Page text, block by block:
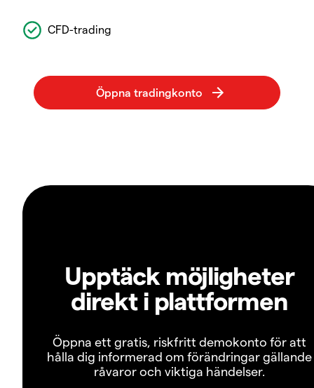
CFD-trading
Upptäck möjligheter
direkt i plattformen
Öppna ett gratis, riskfritt demokonto för att
hålla dig informerad om förändringar gällande
råvaror och viktiga händelser.